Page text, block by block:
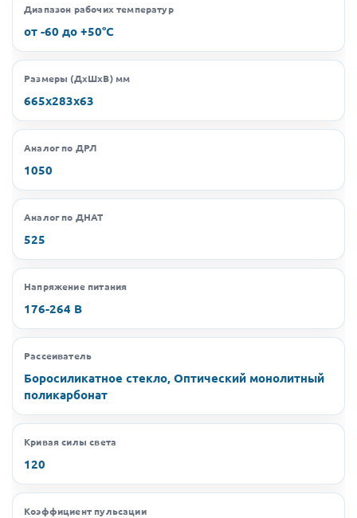
Диапазон рабочих температур
от -60 до +50°C
Размеры (ДхШхВ) мм
665х283х63
Аналог по ДРЛ
1050
Аналог по ДНАТ
525
Напряжение питания
176-264 В
Рассеиватель
Боросиликатное стекло, Оптический монолитный
поликарбонат
Кривая силы света
120
Коэффициент пульсации